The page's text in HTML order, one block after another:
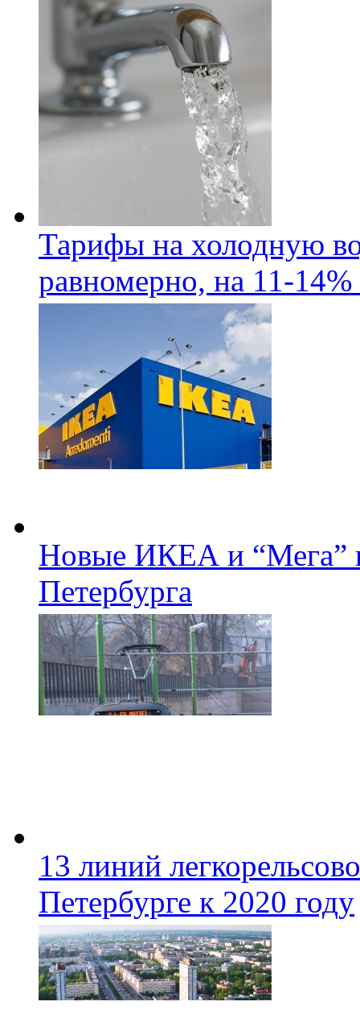
Тарифы на холодную
равномерно, на 11-14%
Новые ИКЕА и “Мега”
Петербурга
13 линий
Петербурге к 2020 году